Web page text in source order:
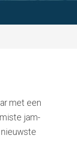
met een
jam-